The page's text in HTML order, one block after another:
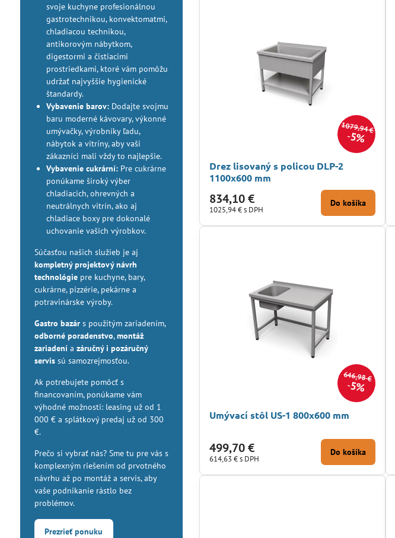
1079,94 €
5%
Drez lisovaný s policou DLP-2
1100x600 mm
834,10 €
1025,94 €s DPH
Do košíka
646,98 €
5%
Umývací stôl US-1 800x600 mm
499,70 €
614,63 €s DPH
Do košíka
svoje kuchyne profesionálnou
gastrotechnikou, konvektomatmi,
chladiacou technikou,
antikorovým nábytkom,
digestormi a čistiacimi
prostriedkami, ktoré vám pomôžu
udržať najvyššie hygienické
štandardy.
Vybavenie barov:Dodajte svojmu
baru moderné kávovary, výkonné
umývačky, výrobníky ľadu,
nábytok a vitríny, aby vaši
zákazníci mali vždy to najlepšie.
Vybavenie cukrární:Pre cukrárne
ponúkame široký výber
chladiacich, ohrevných a
neutrálnych vitrín, ako aj
chladiace boxy pre dokonalé
uchovanie vašich výrobkov.
Súčasťou našich služieb je aj
kompletný projektový návrh
technológiepre kuchyne, bary,
cukrárne, pizzérie, pekárne a
potravinárske výroby.
Gastro bazárs použitým zariadením,
odborné poradenstvo,montáž
zariadenía záručný i pozáručný
servissú samozrejmosťou.
Ak potrebujete pomôcť s
financovaním, ponúkame vám
výhodné možnosti: leasing už od 1
000 € a splátkový predaj už od 300
€.
Prečo si vybrať nás? Sme tu pre vás s
komplexným riešením od prvotného
návrhu až po montáž a servis, aby
vaše podnikanie rástlo bez
problémov.
Prezrieť ponuku